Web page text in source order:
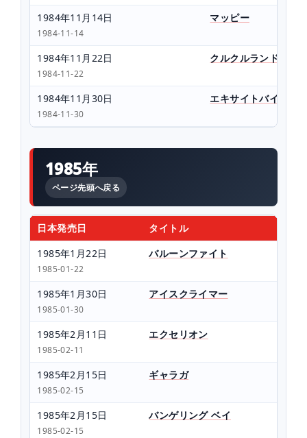
1984年11月14日
1984-11-14
マッピー
1984年11月22日
1984-11-22
クルクルランド
1984年11月30日
1984-11-30
エキサイトバイク
1985年
ページ先頭へ戻る
日本発売日
タイトル
1985年1月22日
1985-01-22
バルーンファイト
1985年1月30日
1985-01-30
アイスクライマー
1985年2月11日
1985-02-11
エクセリオン
1985年2月15日
1985-02-15
ギャラガ
1985年2月15日
1985-02-15
バンゲリング ベイ